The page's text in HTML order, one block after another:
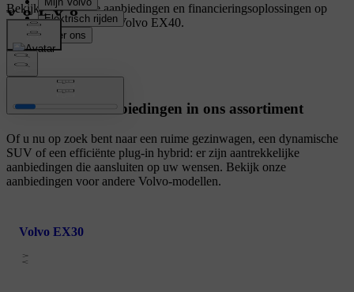
Bekijk de tijdelijke aanbiedingen en financieringsoplossingen op
maat voor uw nieuwe Volvo EX40.
Andere wagens
Ontdek meer aanbiedingen in ons assortiment
Of u nu op zoek bent naar een ruime gezinwagen, een dynamische
SUV of een efficiënte plug-in hybrid: er zijn aantrekkelijke
aanbiedingen die aansluiten op uw wensen. Bekijk onze
aanbiedingen voor andere Volvo-modellen.
Volvo EX30